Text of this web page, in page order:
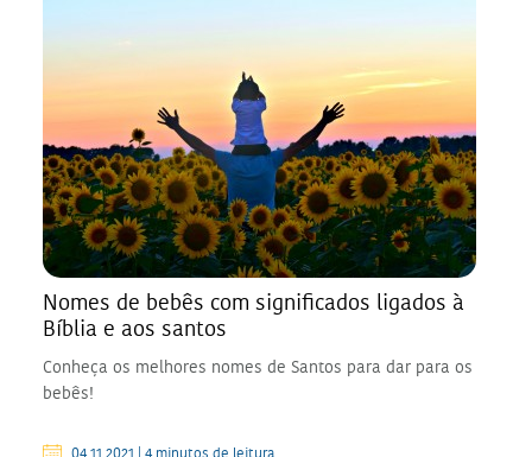
Nomes de bebês com significados ligados à
Bíblia e aos santos
Conheça os melhores nomes de Santos para dar para os
bebês!